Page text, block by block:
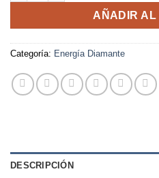
AÑADIR AL
Categoría: Energía Diamante
DESCRIPCIÓN